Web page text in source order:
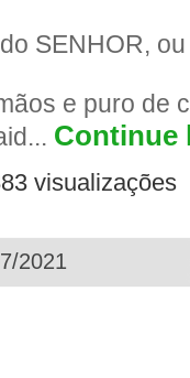
SENHOR,
e puro de
Continue
visualizações
2021